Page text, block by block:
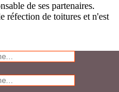
de ses partenaires.
réfection de toitures et n'est